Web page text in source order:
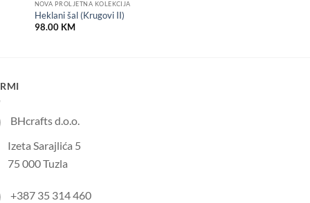
NOVA PROLJETNA KOLEKCIJA
Heklani šal (Krugovi II)
98.00 KM
BHcrafts d.o.o.
Izeta Sarajlića 5
75 000 Tuzla
+387 35 314 460